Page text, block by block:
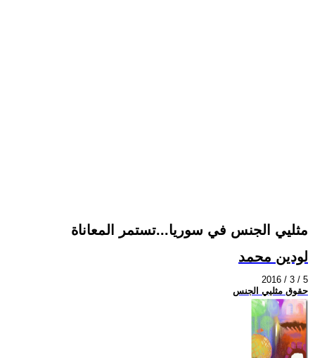
مثليي الجنس في سوريا...تستمر المعاناة
لودين محمد
2016 / 3 / 5
حقوق مثليي الجنس